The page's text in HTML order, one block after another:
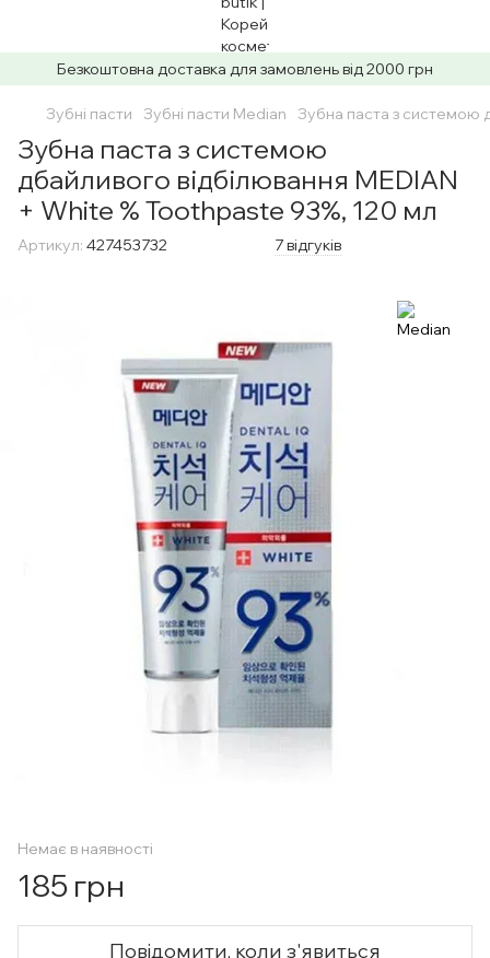
Безкоштовна доставка для замовлень від 2000 грн
Зубні пасти Зубні пасти Median Зубна паста з системою
Зубна паста з системою
дбайливого відбілювання MEDIAN
+ White % Toothpaste 93%, 120 мл
Артикул: 427453732 7 відгуків
Немає в наявності
185 грн
Повідомити, коли з'явиться